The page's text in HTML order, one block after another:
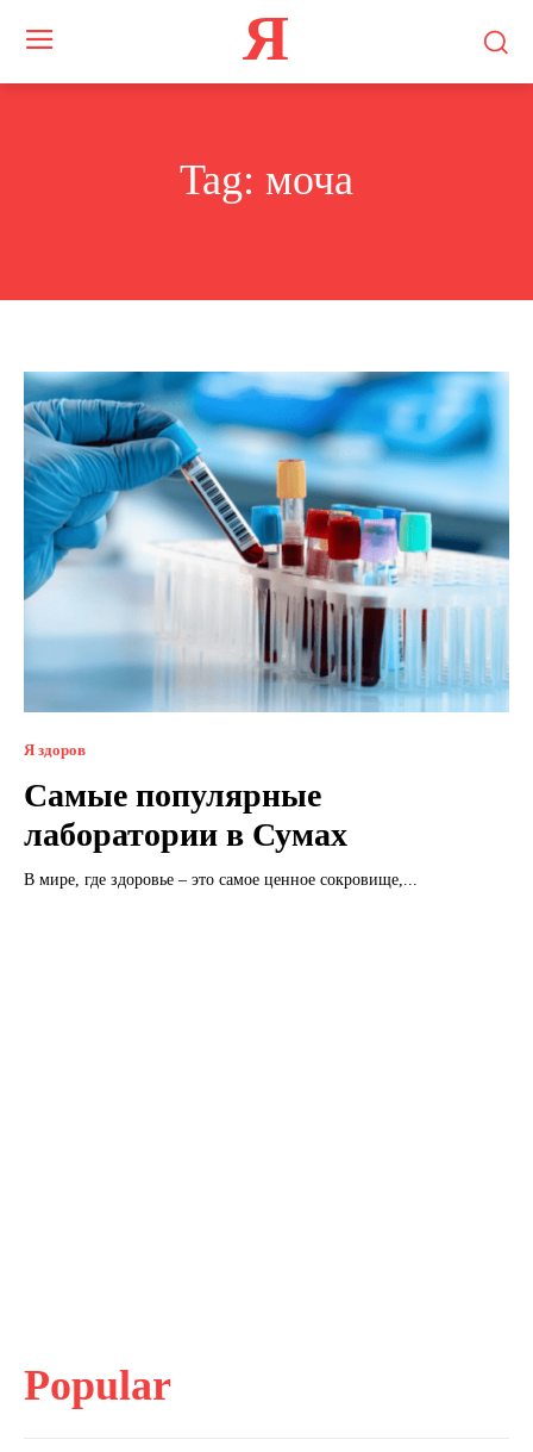
Я
Tag: моча
Я здоров
Самые популярные
лаборатории в Сумах
В мире, где здоровье – это самое ценное сокровище,...
Popular